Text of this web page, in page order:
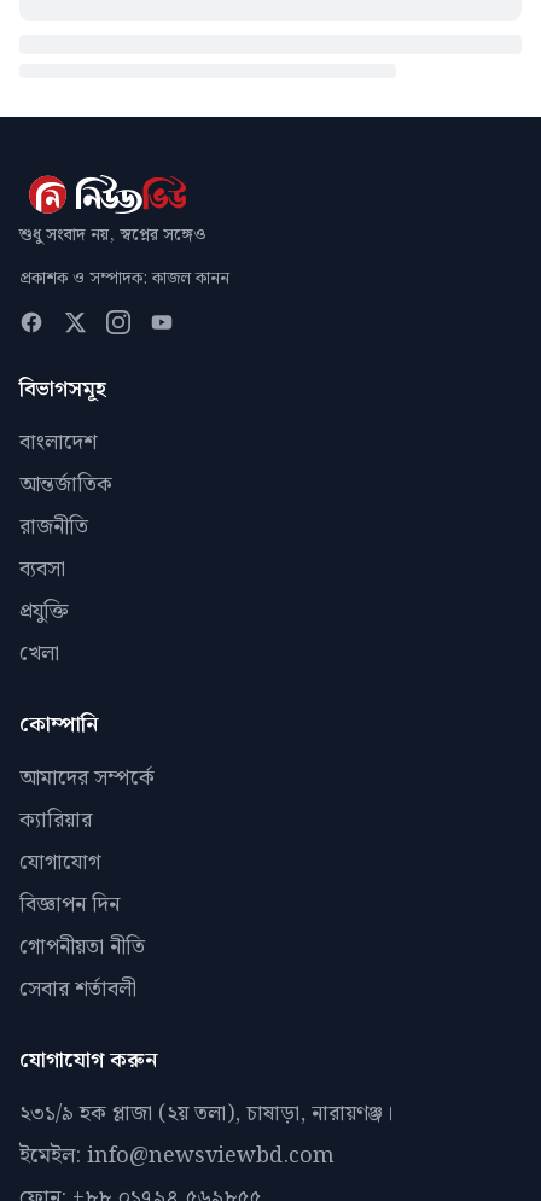
শুধু সংবাদ নয়, স্বপ্নের সঙ্গেও
প্রকাশক ও সম্পাদক: কাজল কানন
বিভাগসমূহ
বাংলাদেশ
আন্তর্জাতিক
রাজনীতি
ব্যবসা
প্রযুক্তি
খেলা
কোম্পানি
আমাদের সম্পর্কে
ক্যারিয়ার
যোগাযোগ
বিজ্ঞাপন দিন
গোপনীয়তা নীতি
সেবার শর্তাবলী
যোগাযোগ করুন
২৩১/৯ হক প্লাজা (২য় তলা), চাষাড়া, নারায়ণঞ্জ।
ইমেইল: info@newsviewbd.com